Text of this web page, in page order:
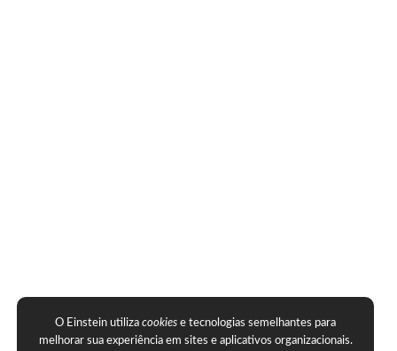
O Einstein utilizacookies e tecnologias semelhantes para
melhorar sua experiência em sites e aplicativos organizacionais.